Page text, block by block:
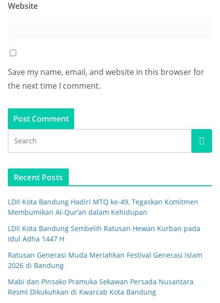
Website
Save my name, email, and website in this browser for
the next time I comment.
Recent Posts
LDII Kota Bandung Hadiri MTQ ke-49, Tegaskan Komitmen
Membumikan Al-Qur’an dalam Kehidupan
LDII Kota Bandung Sembelih Ratusan Hewan Kurban pada
Idul Adha 1447 H
Ratusan Generasi Muda Meriahkan Festival Generasi Islam
2026 di Bandung
Mabi dan Pinsako Pramuka Sekawan Persada Nusantara
Resmi Dikukuhkan di Kwarcab Kota Bandung